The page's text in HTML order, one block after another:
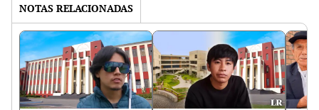
NOTAS RELACIONADAS